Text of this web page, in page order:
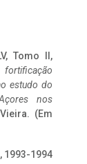
Tomo II,
estudo do
nos
(Em
1993-1994